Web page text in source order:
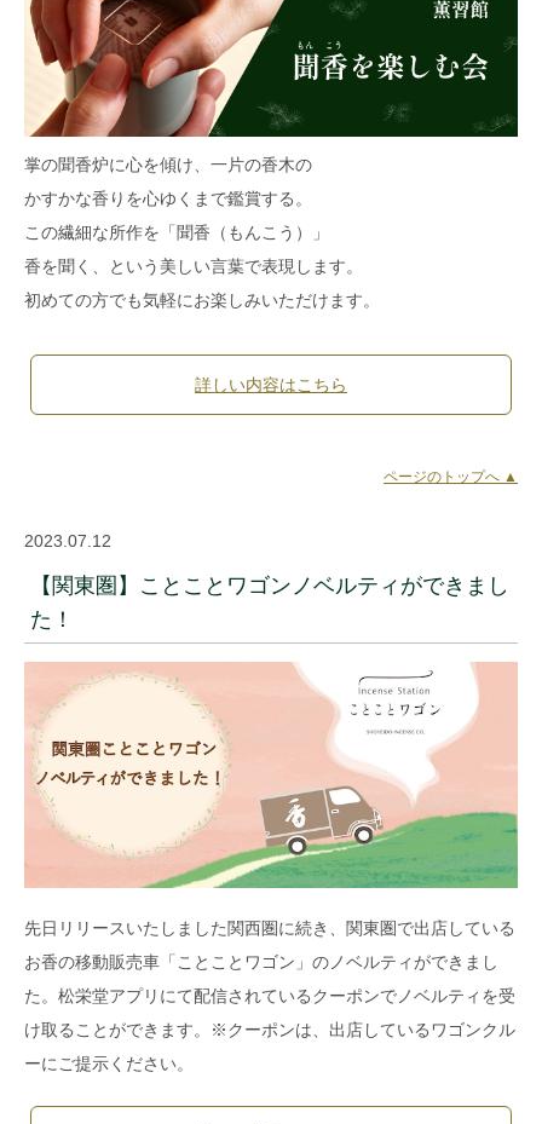
掌の聞香炉に心を傾け、一片の香木の
かすかな香りを心ゆくまで鑑賞する。
この繊細な所作を「聞香（もんこう）」
香を聞く、という美しい言葉で表現します。
初めての方でも気軽にお楽しみいただけます。
詳しい内容はこちら
ページのトップへ ▲
2023.07.12
【関東圏】ことことワゴンノベルティができまし
た！
先日リリースいたしました関西圏に続き、関東圏で出店している
お香の移動販売車「ことことワゴン」のノベルティができまし
た。松栄堂アプリにて配信されているクーポンでノベルティを受
け取ることができます。※クーポンは、出店しているワゴンクル
ーにご提示ください。